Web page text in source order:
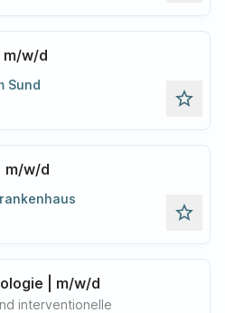
m/w/d
Sund
star_outline
m/w/d
star_outline
| m/w/d
interventionelle